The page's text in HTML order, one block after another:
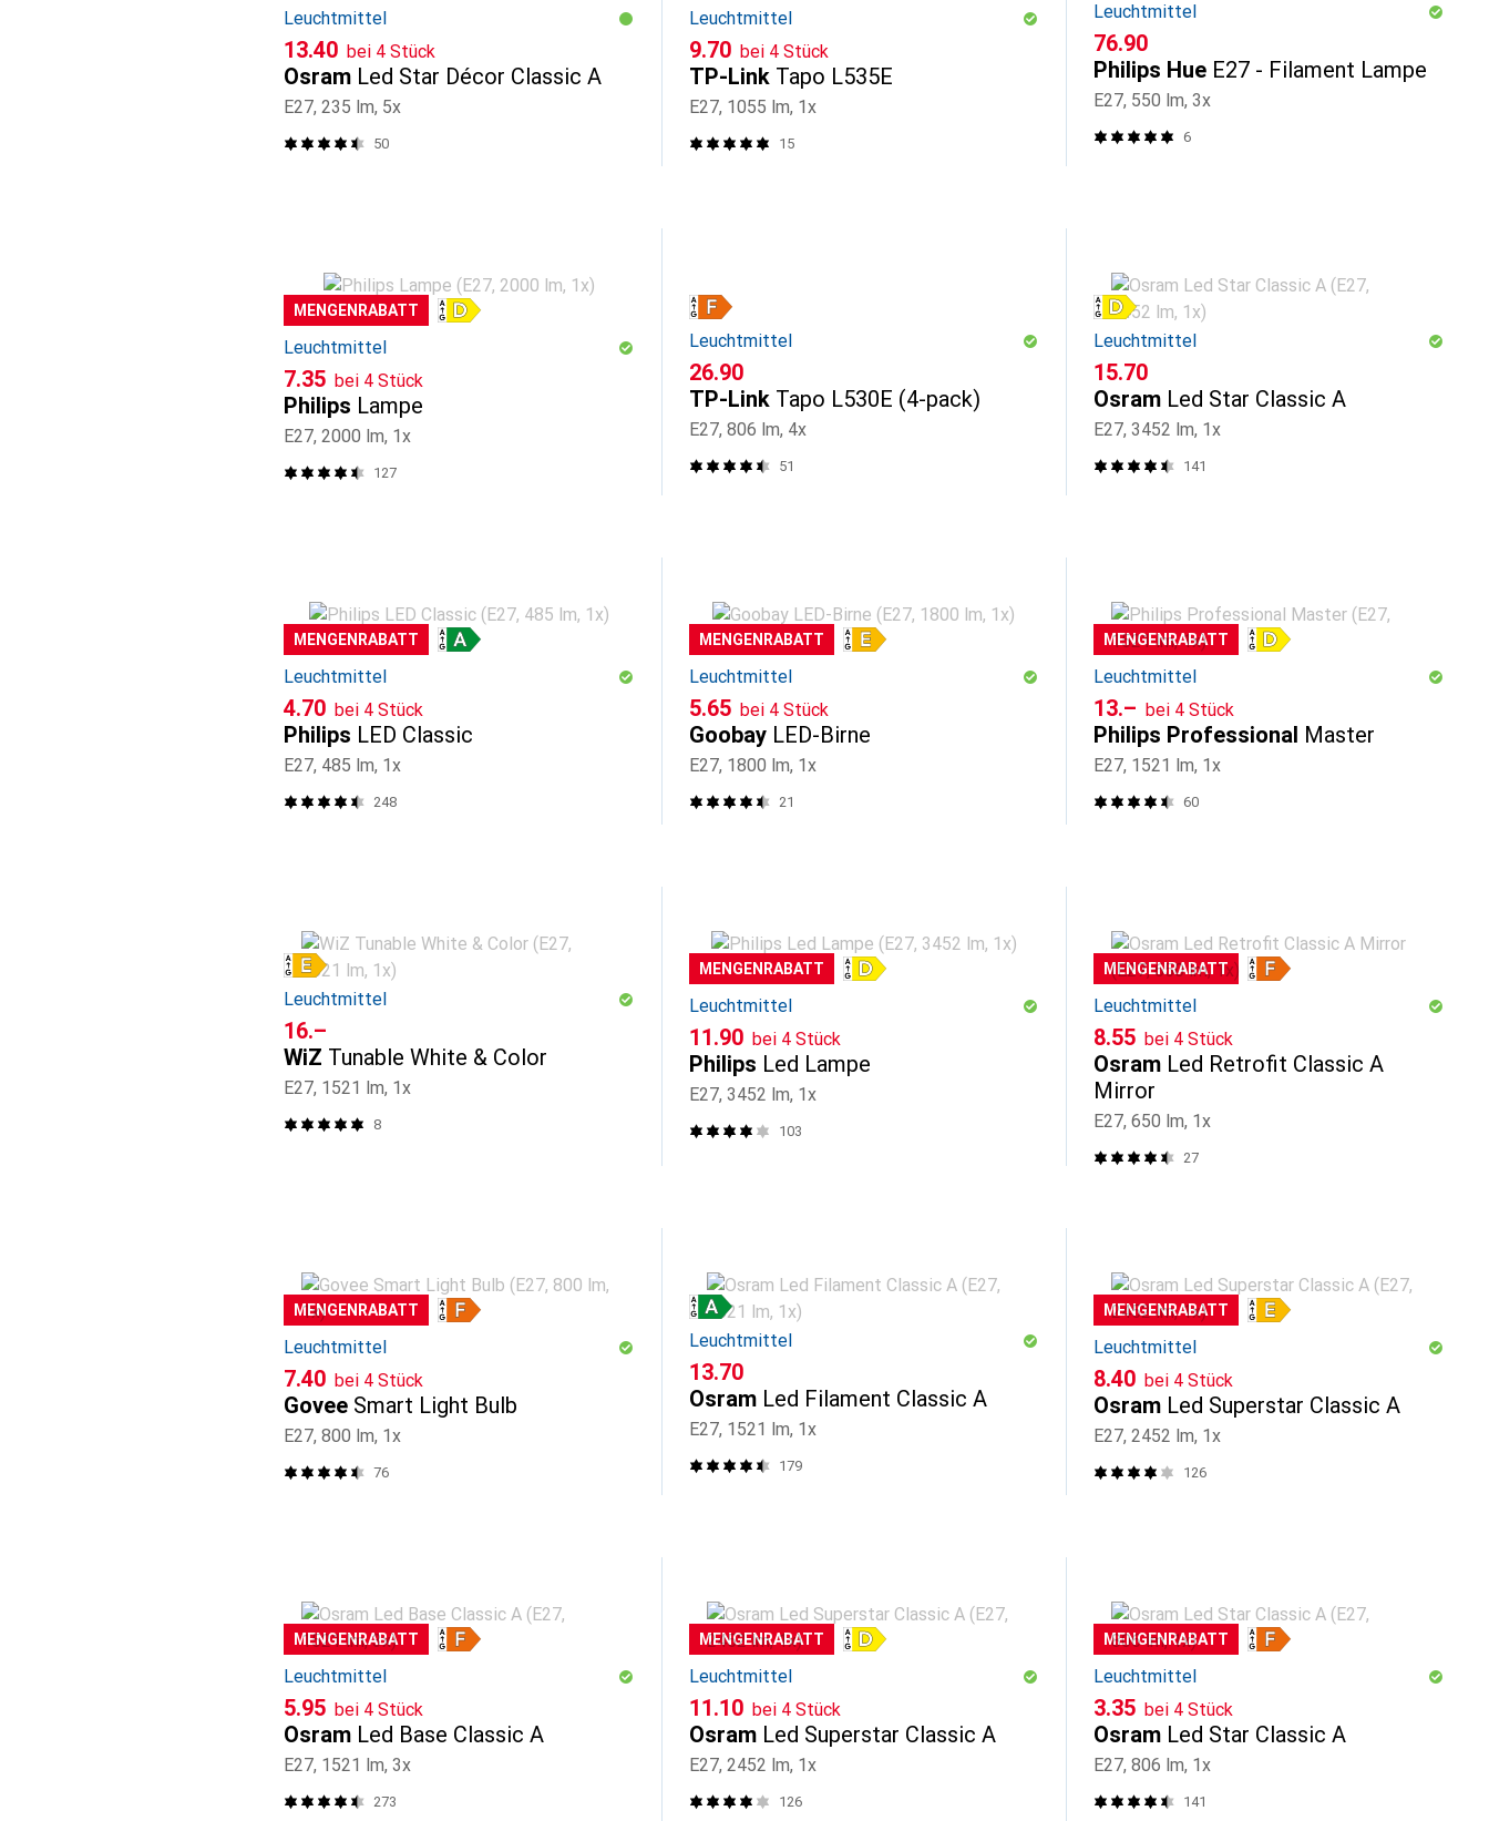
Leuchtmittel
CHF
13.40 bei 4 Stück
Osram Led Star Décor Classic A
E27, 235 lm, 5x
50
Leuchtmittel
CHF
9.70 bei 4 Stück
TP-Link Tapo L535E
E27, 1055 lm, 1x
15
Leuchtmittel
CHF
76.90
Philips Hue E27 - Filament Lampe
E27, 550 lm, 3x
6
MENGENRABATT
Leuchtmittel
CHF
7.35 bei 4 Stück
Philips Lampe
E27, 2000 lm, 1x
127
Leuchtmittel
CHF
26.90
TP-Link Tapo L530E (4-pack)
E27, 806 lm, 4x
51
Leuchtmittel
CHF
15.70
Osram Led Star Classic A
E27, 3452 lm, 1x
141
MENGENRABATT
Leuchtmittel
CHF
4.70 bei 4 Stück
Philips LED Classic
E27, 485 lm, 1x
248
MENGENRABATT
Leuchtmittel
CHF
5.65 bei 4 Stück
Goobay LED-Birne
E27, 1800 lm, 1x
21
MENGENRABATT
Leuchtmittel
CHF
13.– bei 4 Stück
Philips Professional Master
E27, 1521 lm, 1x
60
Leuchtmittel
CHF
16.–
WiZ Tunable White & Color
E27, 1521 lm, 1x
8
MENGENRABATT
Leuchtmittel
CHF
11.90 bei 4 Stück
Philips Led Lampe
E27, 3452 lm, 1x
103
MENGENRABATT
Leuchtmittel
CHF
8.55 bei 4 Stück
Osram Led Retrofit Classic A
Mirror
E27, 650 lm, 1x
27
MENGENRABATT
Leuchtmittel
CHF
7.40 bei 4 Stück
Govee Smart Light Bulb
E27, 800 lm, 1x
76
Leuchtmittel
CHF
13.70
Osram Led Filament Classic A
E27, 1521 lm, 1x
179
MENGENRABATT
Leuchtmittel
CHF
8.40 bei 4 Stück
Osram Led Superstar Classic A
E27, 2452 lm, 1x
126
MENGENRABATT
Leuchtmittel
CHF
5.95 bei 4 Stück
Osram Led Base Classic A
E27, 1521 lm, 3x
273
MENGENRABATT
Leuchtmittel
CHF
11.10 bei 4 Stück
Osram Led Superstar Classic A
E27, 2452 lm, 1x
126
MENGENRABATT
Leuchtmittel
CHF
3.35 bei 4 Stück
Osram Led Star Classic A
E27, 806 lm, 1x
141